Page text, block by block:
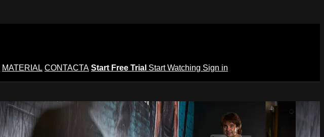
MATERIAL CONTACTA Start Free Trial Start Watching Sign in